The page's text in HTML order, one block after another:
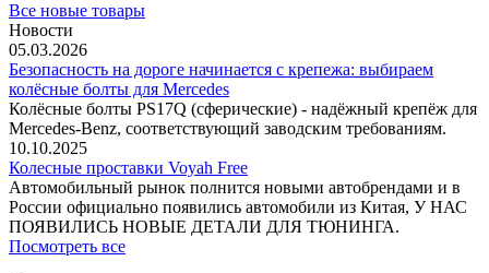
Все новые товары
Новости
05.03.2026
Безопасность на дороге начинается с крепежа: выбираем
колёсные болты для Mercedes
Колёсные болты PS17Q (сферические) - надёжный крепёж для
Mercedes‑Benz, соответствующий заводским требованиям.
10.10.2025
Колесные проставки Voyah Free
Автомобильный рынок полнится новыми автобрендами и в
России официально появились автомобили из Китая, У НАС
ПОЯВИЛИСЬ НОВЫЕ ДЕТАЛИ ДЛЯ ТЮНИНГА.
Посмотреть все